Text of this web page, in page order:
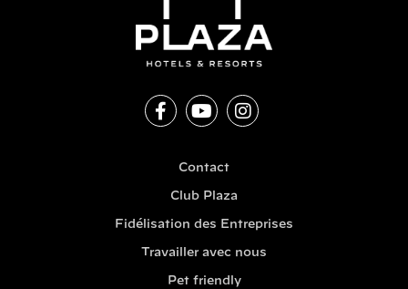
Contact
Club Plaza
Fidélisation des Entreprises
Travailler avec nous
Pet friendly